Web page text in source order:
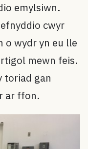
emylsiwn.
cwyr
o wydr yn eu lle
mewn feis.
toriad gan
ar ffon.